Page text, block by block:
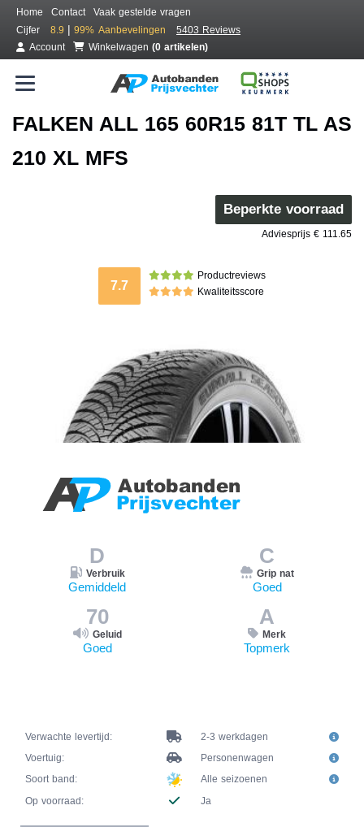
Home Contact
Vaak gestelde vragen
Cijfer
8.9 | 99% Aanbevelingen
5403 Reviews
Account
Winkelwagen (0 artikelen)
FALKEN ALL 165 60R15 81T TL AS
210 XL MFS
Beperkte voorraad
Adviesprijs € 111.65
7.7
Productreviews
Kwaliteitsscore
D
Verbruik
Gemiddeld
C
Grip nat
Goed
70
Geluid
Goed
A
Merk
Topmerk
Verwachte levertijd:
2-3 werkdagen
Voertuig:
Personenwagen
Soort band:
Alle seizoenen
Op voorraad:
Ja